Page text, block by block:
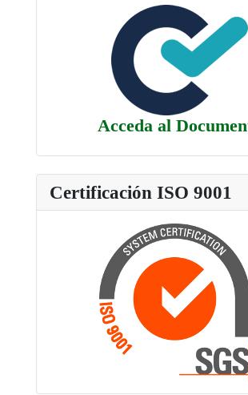
Acceda al
Certificación ISO 9001